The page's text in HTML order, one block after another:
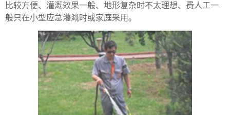
比较方便、灌溉效果一般、地形复杂时不太理想、费人工一
般只在小型应急灌溉时或家庭采用。